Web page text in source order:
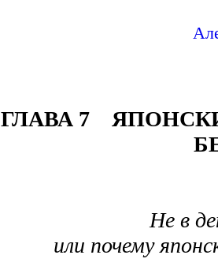
ГЛАВА 7
Не в
или почему